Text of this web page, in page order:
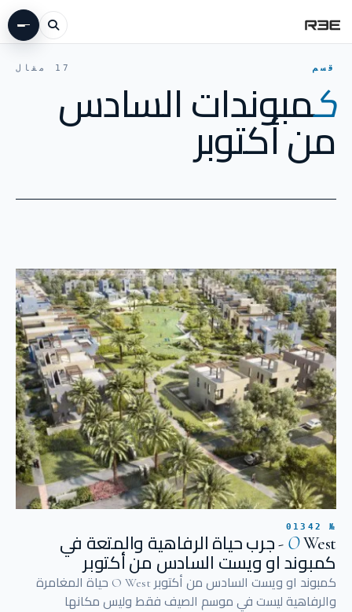
المجلة
قسم 17 مقال
كمبوندات السادس
من أكتوبر
№ 01342
O West - جرب حياة الرفاهية والمتعة في
كمبوند او ويست السادس من أكتوبر
كمبوند او ويست السادس من أكتوبر O West حياة المغامرة
والرفاهية ليست في موسم الصيف فقط وليس مكانها